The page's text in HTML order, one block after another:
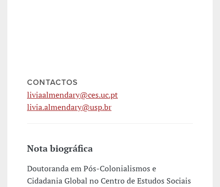
CONTACTOS
liviaalmendary@ces.uc.pt
livia.almendary@usp.br
Nota biográfica
Doutoranda em Pós-Colonialismos e
Cidadania Global no Centro de Estudos Sociais